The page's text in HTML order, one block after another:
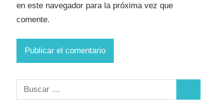
en este navegador para la próxima vez que
comente.
Buscar: